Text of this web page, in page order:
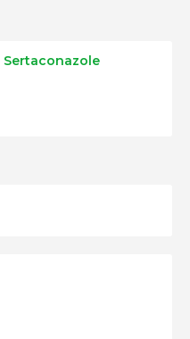
Sertaconazole